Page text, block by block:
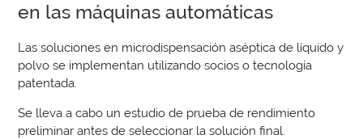
en las máquinas automáticas
Las soluciones en microdispensación aséptica de líquido y
polvo se implementan utilizando socios o tecnología
patentada.
Se lleva a cabo un estudio de prueba de rendimiento
preliminar antes de seleccionar la solución final.